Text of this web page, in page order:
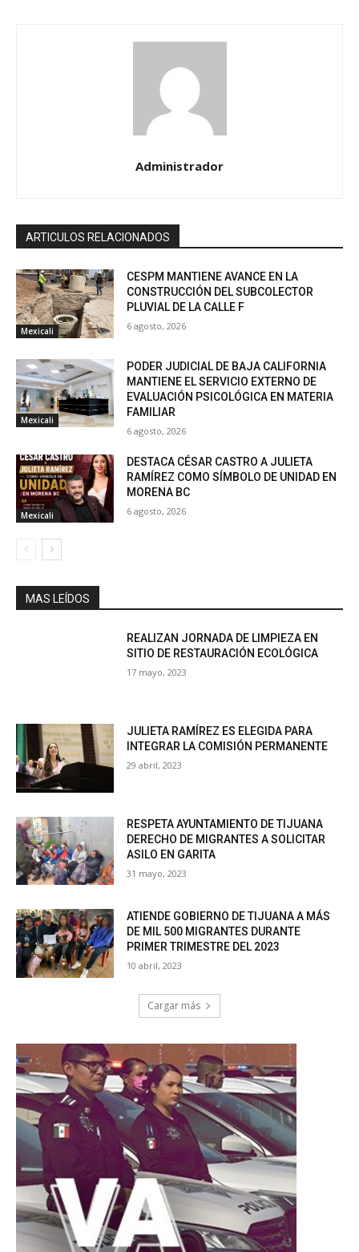
Administrador
ARTICULOS RELACIONADOS
Mexicali
CESPM MANTIENE AVANCE EN LA
CONSTRUCCIÓN DEL SUBCOLECTOR
PLUVIAL DE LA CALLE F
6 agosto, 2026
Mexicali
PODER JUDICIAL DE BAJA CALIFORNIA
MANTIENE EL SERVICIO EXTERNO DE
EVALUACIÓN PSICOLÓGICA EN MATERIA
FAMILIAR
6 agosto, 2026
Mexicali
DESTACA CÉSAR CASTRO A JULIETA
RAMÍREZ COMO SÍMBOLO DE UNIDAD EN
MORENA BC
6 agosto, 2026
MAS LEÍDOS
REALIZAN JORNADA DE LIMPIEZA EN
SITIO DE RESTAURACIÓN ECOLÓGICA
17 mayo, 2023
JULIETA RAMÍREZ ES ELEGIDA PARA
INTEGRAR LA COMISIÓN PERMANENTE
29 abril, 2023
RESPETA AYUNTAMIENTO DE TIJUANA
DERECHO DE MIGRANTES A SOLICITAR
ASILO EN GARITA
31 mayo, 2023
ATIENDE GOBIERNO DE TIJUANA A MÁS
DE MIL 500 MIGRANTES DURANTE
PRIMER TRIMESTRE DEL 2023
10 abril, 2023
Cargar más